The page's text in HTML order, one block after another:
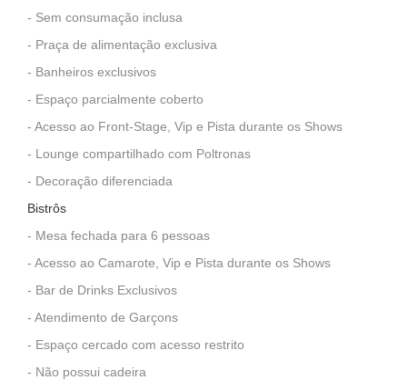
- Sem consumação inclusa
- Praça de alimentação exclusiva
- Banheiros exclusivos
- Espaço parcialmente coberto
- Acesso ao Front-Stage, Vip e Pista durante os Shows
- Lounge compartilhado com Poltronas
- Decoração diferenciada
Bistrôs
- Mesa fechada para 6 pessoas
- Acesso ao Camarote, Vip e Pista durante os Shows
- Bar de Drinks Exclusivos
- Atendimento de Garçons
- Espaço cercado com acesso restrito
- Não possui cadeira